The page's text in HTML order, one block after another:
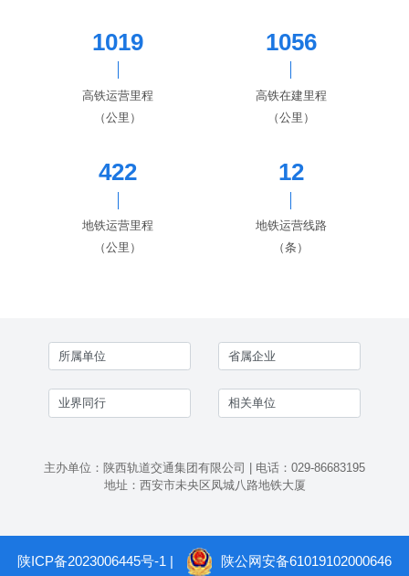
1019
高铁运营里程
（公里）
1056
高铁在建里程
（公里）
422
地铁运营里程
（公里）
12
地铁运营线路
（条）
主办单位：陕西轨道交通集团有限公司 | 电话：029-86683195
地址：西安市未央区凤城八路地铁大厦
陕ICP备2023006445号-1 | 陕公网安备61019102000646